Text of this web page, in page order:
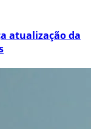
atualização da